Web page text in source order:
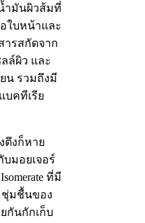
ำมันผิวส้มที่
ใบหน้าและ
ารสกัดจาก
ล์ผิว และ
น รวมถึงมี
บคทีเรีย
ตึงก็หาย
มอยเจอร์
ที่มี
ชุ่มชื้นของ
กันกักเก็บ